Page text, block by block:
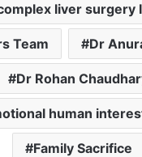
liver surgery
Team Dr
Dr Rohan
human
Family Sacrifice